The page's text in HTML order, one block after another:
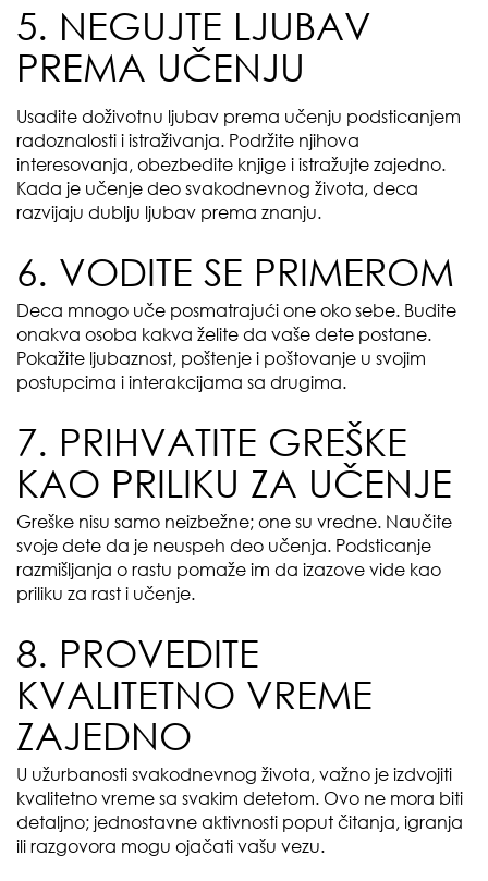
5. NEGUJTE LJUBAV
PREMA UČENJU
Usadite doživotnu ljubav prema učenju podsticanjem
radoznalosti i istraživanja. Podržite njihova
interesovanja, obezbedite knjige i istražujte zajedno.
Kada je učenje deo svakodnevnog života, deca
razvijaju dublju ljubav prema znanju.
6. VODITE SE PRIMEROM
Deca mnogo uče posmatrajući one oko sebe. Budite
onakva osoba kakva želite da vaše dete postane.
Pokažite ljubaznost, poštenje i poštovanje u svojim
postupcima i interakcijama sa drugima.
7. PRIHVATITE GREŠKE
KAO PRILIKU ZA UČENJE
Greške nisu samo neizbežne; one su vredne. Naučite
svoje dete da je neuspeh deo učenja. Podsticanje
razmišljanja o rastu pomaže im da izazove vide kao
priliku za rast i učenje.
8. PROVEDITE
KVALITETNO VREME
ZAJEDNO
U užurbanosti svakodnevnog života, važno je izdvojiti
kvalitetno vreme sa svakim detetom. Ovo ne mora biti
detaljno; jednostavne aktivnosti poput čitanja, igranja
ili razgovora mogu ojačati vašu vezu.